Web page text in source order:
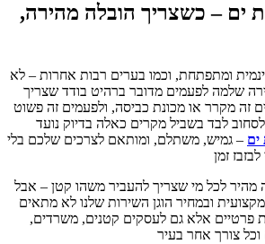
ים – כשצריך הובלה מהירה,
ומתפתחת, וכמו בערים רבות אחרות – לא
שלמה לפעמים מדובר ברהיט בודד שצריך
זה מקרר או מכונת כביסה, ולפעמים זה פשוט
לבד בשביל מקרים כאלה בדיוק נועד
ים – גמיש, משתלם, ומותאם לצרכים שלכם בלי
זמן
מהיר לכל מי שצריך להעביר משהו קטן – אבל
ובמחיר הוגן השירות שלנו לא מתאים
פרטיים אלא גם לעסקים קטנים, משרדים,
צורך אחר בעיר